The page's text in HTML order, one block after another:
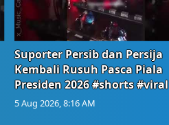
Suporter Persib dan Persija
Kembali Rusuh Pasca Piala
Presiden 2026 #shorts #viral
5 Aug 2026, 8:16 AM